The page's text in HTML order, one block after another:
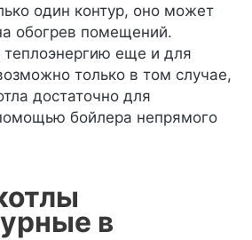
один контур, оно может
обогрев помещений.
теплоэнергию еще и для
только в том случае,
достаточно для
бойлера непрямого
в